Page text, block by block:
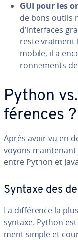
GUI pour les
de bons outils
d’in­ter­faces
reste vraiment
mobile, il a
ron­ne­ments
Python
fé­rences ?
Après avoir vu en
voyons
entre Python et
Syntaxe des
La dif­fé­rence la
syntaxe. Python
ment simple et